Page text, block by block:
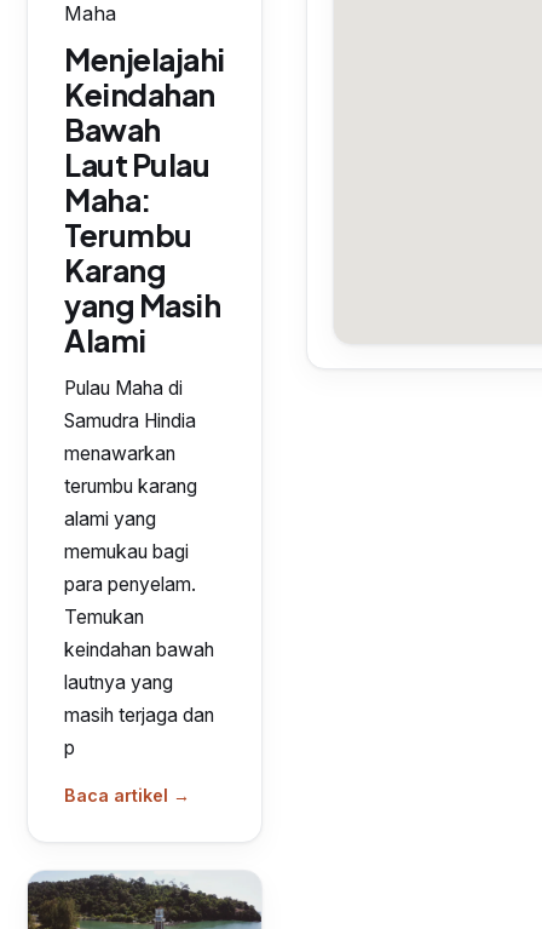
Maha
Menjelajahi
Keindahan
Bawah
Laut Pulau
Maha:
Terumbu
Karang
yang Masih
Alami
Pulau Maha di
Samudra Hindia
menawarkan
terumbu karang
alami yang
memukau bagi
para penyelam.
Temukan
keindahan bawah
lautnya yang
masih terjaga dan
p
Baca artikel →